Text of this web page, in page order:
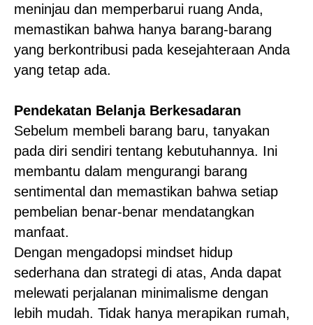
meninjau dan memperbarui ruang Anda,
memastikan bahwa hanya barang-barang
yang berkontribusi pada kesejahteraan Anda
yang tetap ada.
Pendekatan Belanja Berkesadaran
Sebelum membeli barang baru, tanyakan
pada diri sendiri tentang kebutuhannya. Ini
membantu dalam mengurangi barang
sentimental dan memastikan bahwa setiap
pembelian benar-benar mendatangkan
manfaat.
Dengan mengadopsi mindset hidup
sederhana dan strategi di atas, Anda dapat
melewati perjalanan minimalisme dengan
lebih mudah. Tidak hanya merapikan rumah,